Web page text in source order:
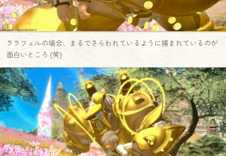
ララフェルの場合、まるでさらわれているように捕まれているのが
面白いところ (笑)